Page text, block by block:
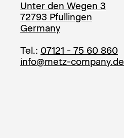
Unter den Wegen 3
72793 Pfullingen
Germany
Tel.: 07121 - 75 60 860
info@metz-company.de